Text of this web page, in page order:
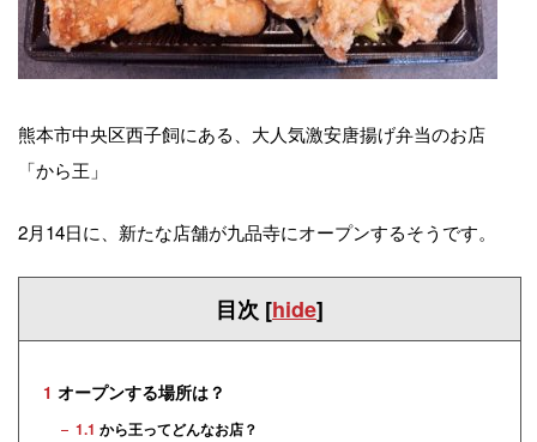
熊本市中央区西子飼にある、大人気激安唐揚げ弁当のお店
「から王」
2月14日に、新たな店舗が九品寺にオープンするそうです。
目次 [hide]
1 オープンする場所は？
1.1 から王ってどんなお店？